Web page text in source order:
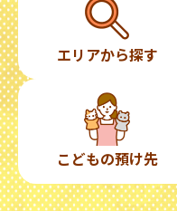
エリアから探す
こどもの預け先